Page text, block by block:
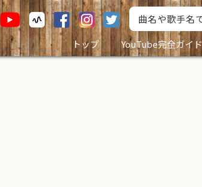
トップ
YouTube完全ガイド